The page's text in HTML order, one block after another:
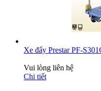
Xe đẩy Prestar PF-
Vui lòng liên hệ
Chi tiết